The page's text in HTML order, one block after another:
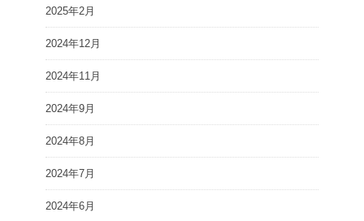
2025年2月
2024年12月
2024年11月
2024年9月
2024年8月
2024年7月
2024年6月